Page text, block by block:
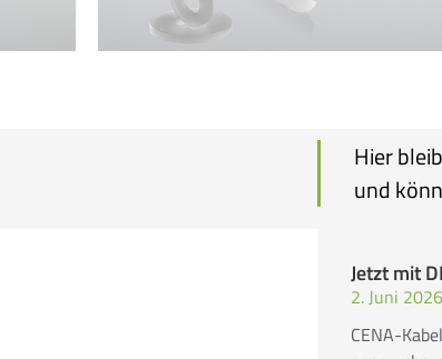
Hier
und
Jetzt mit
2. Juni 2026
CENA-